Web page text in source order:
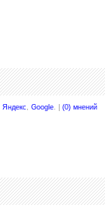
Яндекс , Google. | (0) мнений